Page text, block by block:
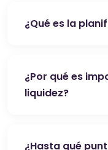
¿Qué es la
¿Por qué es
liquidez?
¿Hasta qué